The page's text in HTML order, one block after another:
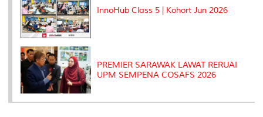
InnoHub Class 5 | Kohort Jun 2026
PREMIER SARAWAK LAWAT RERUAI
UPM SEMPENA COSAFS 2026